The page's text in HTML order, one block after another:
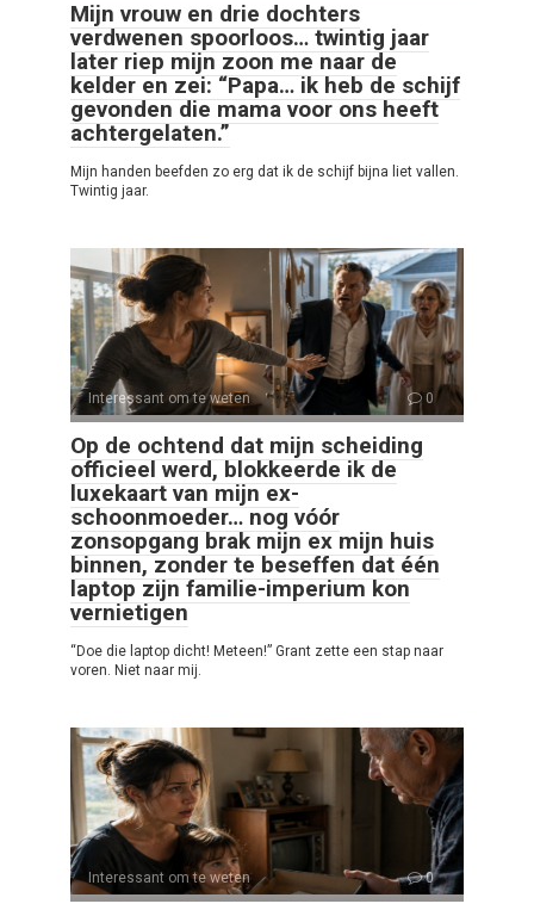
Mijn vrouw en drie dochters
verdwenen spoorloos… twintig jaar
later riep mijn zoon me naar de
kelder en zei: “Papa… ik heb de schijf
gevonden die mama voor ons heeft
achtergelaten.”
Mijn handen beefden zo erg dat ik de schijf bijna liet vallen.
Twintig jaar.
Interessant om te weten 0
Op de ochtend dat mijn scheiding
officieel werd, blokkeerde ik de
luxekaart van mijn ex-
schoonmoeder… nog vóór
zonsopgang brak mijn ex mijn huis
binnen, zonder te beseffen dat één
laptop zijn familie-imperium kon
vernietigen
“Doe die laptop dicht! Meteen!” Grant zette een stap naar
voren. Niet naar mij.
Interessant om te weten 0